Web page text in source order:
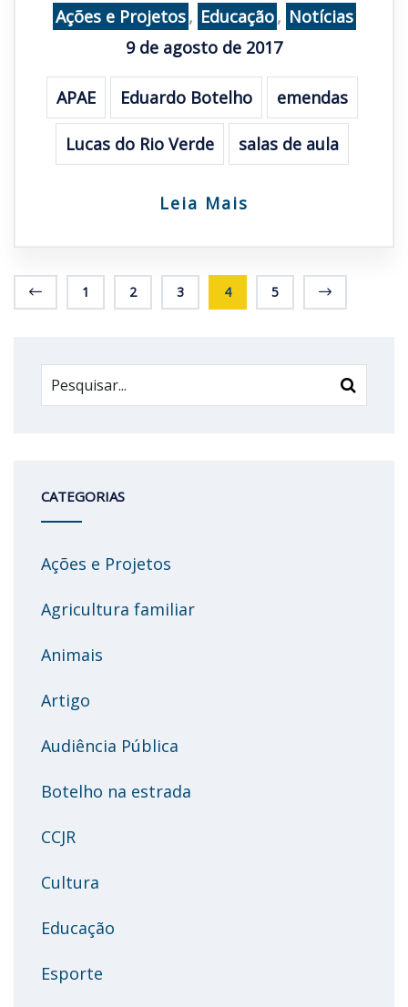
Ações e Projetos, Educação, Notícias
9 de agosto de 2017
APAE Eduardo Botelho emendas
Lucas do Rio Verde salas de aula
Leia Mais
1 2 3 4 5
CATEGORIAS
Ações e Projetos
Agricultura familiar
Animais
Artigo
Audiência Pública
Botelho na estrada
CCJR
Cultura
Educação
Esporte